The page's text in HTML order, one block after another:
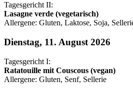
Tagesgericht II:
Lasagne verde (vegetarisch)
Allergene: Gluten, Laktose, Soja,
Dienstag, 11. August 2026
Tagesgericht I:
Ratatouille mit Couscous (vegan)
Allergene: Gluten, Senf, Sellerie